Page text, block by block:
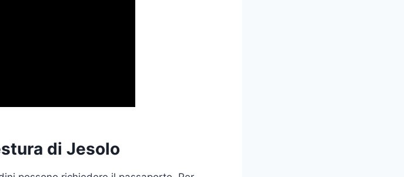
di Jesolo